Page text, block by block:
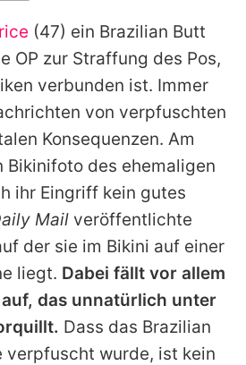
auf Promiflash
Jobs
runterladen
Team
Richtlinien
Impressum
(47) ein Brazilian Butt
OP zur Straffung des Pos,
verbunden ist. Immer
von verpfuschten
Konsequenzen. Am
Bikinifoto des ehemaligen
ihr Eingriff kein gutes
Mail veröffentlichte
der sie im Bikini auf einer
liegt. Dabei fällt vor allem
das unnatürlich unter
Dass das Brazilian
verpfuscht wurde, ist kein